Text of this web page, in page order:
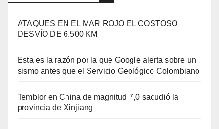
ATAQUES EN EL MAR ROJO EL COSTOSO
DESVÍO DE 6.500 KM
Esta es la razón por la que Google alerta sobre un
sismo antes que el Servicio Geológico Colombiano
Temblor en China de magnitud 7,0 sacudió la
provincia de Xinjiang